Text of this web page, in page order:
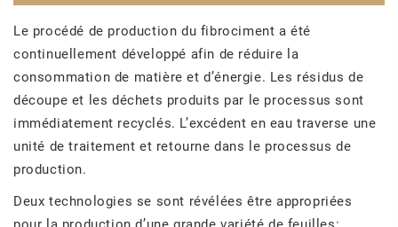
Le procédé de production du fibrociment a été
continuellement développé afin de réduire la
consommation de matière et d’énergie. Les résidus de
découpe et les déchets produits par le processus sont
immédiatement recyclés. L’excédent en eau traverse une
unité de traitement et retourne dans le processus de
production.
Deux technologies se sont révélées être appropriées